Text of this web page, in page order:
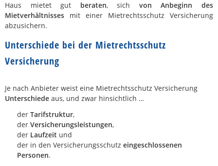
Haus mietet gut beraten, sich von Anbeginn des
Mietverhältnisses mit einer Mietrechtsschutz Versicherung
abzusichern.
Unterschiede bei der Mietrechtsschutz
Versicherung
Je nach Anbieter weist eine Mietrechtsschutz Versicherung
Unterschiede aus, und zwar hinsichtlich …
der Tarifstruktur,
der Versicherungsleistungen,
der Laufzeit und
der in den Versicherungsschutz eingeschlossenen
Personen.